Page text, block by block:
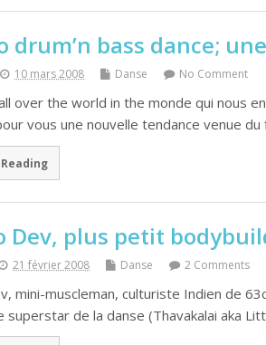
drum’n bass dance;
10 mars 2008 Danse No Comment
over the world in the monde qui nous
vous une nouvelle tendance venue
Dev, plus petit
21 février 2008 Danse 2 Comments
mini-muscleman, culturiste Indien de
superstar de la danse (Thavakalai aka